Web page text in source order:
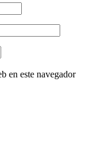
en este navegador